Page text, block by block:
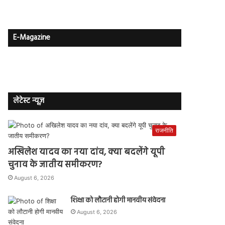
E-Magazine
लेटेस्ट न्यूज़
राजनीति
अखिलेश यादव का नया दांव, क्या बदलेंगे यूपी
चुनाव के जातीय समीकरण?
August 6, 2026
शिक्षा को लौटानी होगी मानवीय संवेदना
August 6, 2026